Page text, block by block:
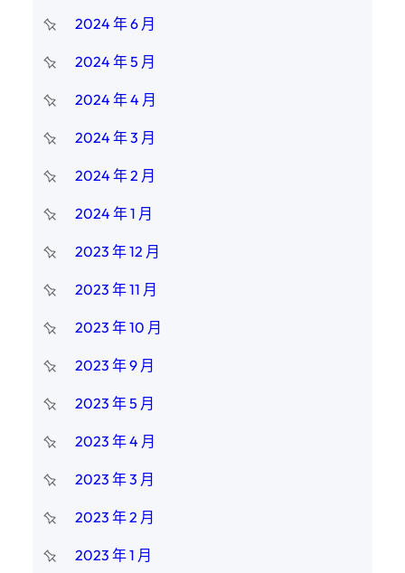
2024 年 6 月
2024 年 5 月
2024 年 4 月
2024 年 3 月
2024 年 2 月
2024 年 1 月
2023 年 12 月
2023 年 11 月
2023 年 10 月
2023 年 9 月
2023 年 5 月
2023 年 4 月
2023 年 3 月
2023 年 2 月
2023 年 1 月